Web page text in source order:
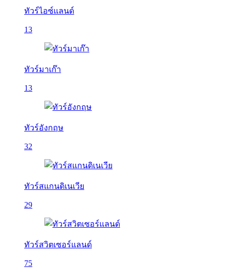
ทัวร์ไอซ์แลนด์
13
ทัวร์มาเก๊า
13
ทัวร์อังกฤษ
32
ทัวร์สแกนดิเนเวีย
29
ทัวร์สวิตเซอร์แลนด์
75